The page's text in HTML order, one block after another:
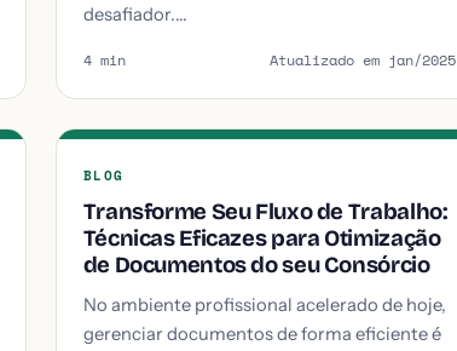
desafiador.…
4 min Atualizado em jan/2025
BLOG
Transforme Seu Fluxo de Trabalho:
Técnicas Eficazes para Otimização
de Documentos do seu Consórcio
No ambiente profissional acelerado de hoje,
gerenciar documentos de forma eficiente é